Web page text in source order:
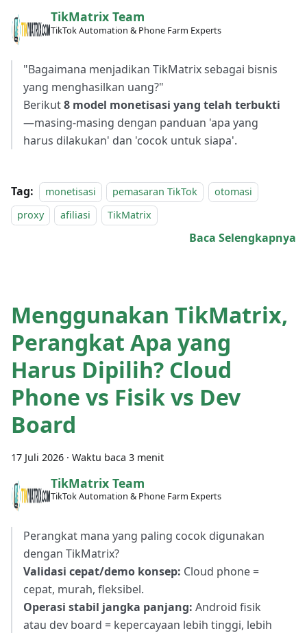
TikMatrix Team
TikTok Automation & Phone Farm Experts
"Bagaimana menjadikan TikMatrix sebagai bisnis
yang menghasilkan uang?"
Berikut8 model monetisasi yang telah terbukti
—masing-masing dengan panduan 'apa yang
harus dilakukan' dan 'cocok untuk siapa'.
Tag: monetisasi pemasaran TikTok
otomasi
proxy
afiliasi TikMatrix
Baca Selengkapnya
Menggunakan TikMatrix,
Perangkat Apa yang
Harus Dipilih? Cloud
Phone vs Fisik vs Dev
Board
17 Juli 2026 · Waktu baca 3 menit
TikMatrix Team
TikTok Automation & Phone Farm Experts
Perangkat mana yang paling cocok digunakan
dengan TikMatrix?
Validasi cepat/demo konsep: Cloud phone =
cepat, murah, fleksibel.
Operasi stabil jangka panjang: Android fisik
atau dev board = kepercayaan lebih tinggi, lebih